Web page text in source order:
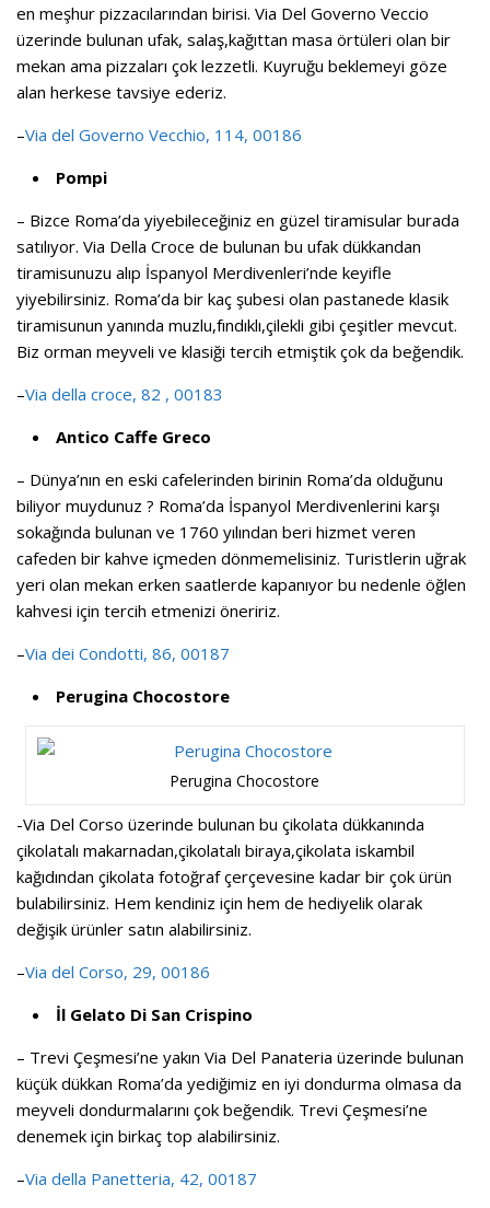
en meşhur pizzacılarından birisi. Via Del Governo Veccio
üzerinde bulunan ufak, salaş,kağıttan masa örtüleri olan bir
mekan ama pizzaları çok lezzetli. Kuyruğu beklemeyi göze
alan herkese tavsiye ederiz.
–Via del Governo Vecchio, 114, 00186
Pompi
– Bizce Roma’da yiyebileceğiniz en güzel tiramisular burada
satılıyor. Via Della Croce de bulunan bu ufak dükkandan
tiramisunuzu alıp İspanyol Merdivenleri’nde keyifle
yiyebilirsiniz. Roma’da bir kaç şubesi olan pastanede klasik
tiramisunun yanında muzlu,fındıklı,çilekli gibi çeşitler mevcut.
Biz orman meyveli ve klasiği tercih etmiştik çok da beğendik.
–Via della croce, 82 , 00183
Antico Caffe Greco
– Dünya’nın en eski cafelerinden birinin Roma’da olduğunu
biliyor muydunuz ? Roma’da İspanyol Merdivenlerini karşı
sokağında bulunan ve 1760 yılından beri hizmet veren
cafeden bir kahve içmeden dönmemelisiniz. Turistlerin uğrak
yeri olan mekan erken saatlerde kapanıyor bu nedenle öğlen
kahvesi için tercih etmenizi öneririz.
–Via dei Condotti, 86, 00187
Perugina Chocostore
Perugina Chocostore
-Via Del Corso üzerinde bulunan bu çikolata dükkanında
çikolatalı makarnadan,çikolatalı biraya,çikolata iskambil
kağıdından çikolata fotoğraf çerçevesine kadar bir çok ürün
bulabilirsiniz. Hem kendiniz için hem de hediyelik olarak
değişik ürünler satın alabilirsiniz.
–Via del Corso, 29, 00186
İl Gelato Di San Crispino
– Trevi Çeşmesi’ne yakın Via Del Panateria üzerinde bulunan
küçük dükkan Roma’da yediğimiz en iyi dondurma olmasa da
meyveli dondurmalarını çok beğendik. Trevi Çeşmesi’ne
denemek için birkaç top alabilirsiniz.
–Via della Panetteria, 42, 00187